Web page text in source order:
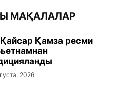
МАҚАЛАЛАР
Қамза ресми
2026